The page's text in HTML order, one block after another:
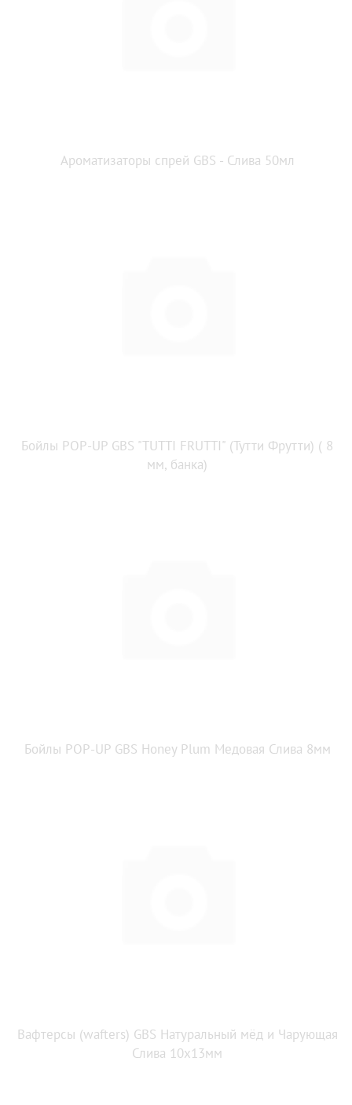
Ароматизаторы спрей GBS - Слива 50мл
Бойлы POP-UP GBS "TUTTI FRUTTI" (Тутти Фрутти) ( 8
мм, банка)
Бойлы POP-UP GBS Honey Plum Медовая Слива 8мм
Вафтерсы (wafters) GBS Натуральный мёд и Чарующая
Слива 10x13мм